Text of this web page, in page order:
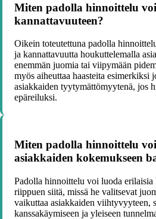
Miten padolla hinnoittelu
kannattavuuteen?
Oikein toteutettuna padolla
ja kannattavuutta houkuttelemalla
enemmän juomia tai viipymään
myös aiheuttaa haasteita esimerkiksi
asiakkaiden tyytymättömyytenä, jos
epäreiluksi.
Miten padolla hinnoittelu
asiakkaiden kokemukseen
Padolla hinnoittelu voi luoda
riippuen siitä, missä he valitsevat
vaikuttaa asiakkaiden viihtyvyyteen,
kanssakäymiseen ja yleiseen